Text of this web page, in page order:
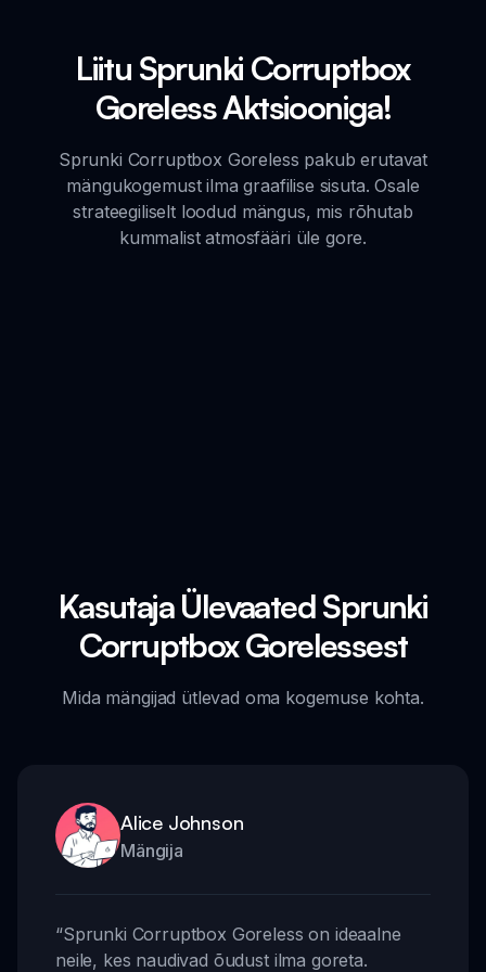
Liitu Sprunki Corruptbox
Goreless Aktsiooniga!
Sprunki Corruptbox Goreless pakub erutavat
mängukogemust ilma graafilise sisuta. Osale
strateegiliselt loodud mängus, mis rõhutab
kummalist atmosfääri üle gore.
Kasutaja Ülevaated Sprunki
Corruptbox Gorelessest
Mida mängijad ütlevad oma kogemuse kohta.
Alice Johnson
Mängija
“Sprunki Corruptbox Goreless on ideaalne
neile, kes naudivad õudust ilma goreta.